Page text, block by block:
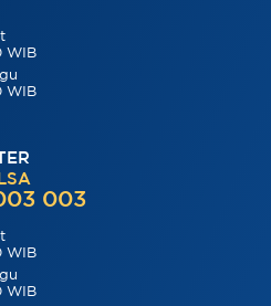
WIB
WIB
003
WIB
WIB